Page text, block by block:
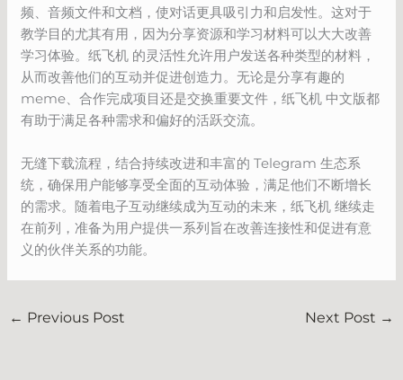
频、音频文件和文档，使对话更具吸引力和启发性。这对于
教学目的尤其有用，因为分享资源和学习材料可以大大改善
学习体验。纸飞机 的灵活性允许用户发送各种类型的材料，
从而改善他们的互动并促进创造力。无论是分享有趣的
meme、合作完成项目还是交换重要文件，纸飞机 中文版都
有助于满足各种需求和偏好的活跃交流。
无缝下载流程，结合持续改进和丰富的 Telegram 生态系
统，确保用户能够享受全面的互动体验，满足他们不断增长
的需求。随着电子互动继续成为互动的未来，纸飞机 继续走
在前列，准备为用户提供一系列旨在改善连接性和促进有意
义的伙伴关系的功能。
← Previous Post Next Post →